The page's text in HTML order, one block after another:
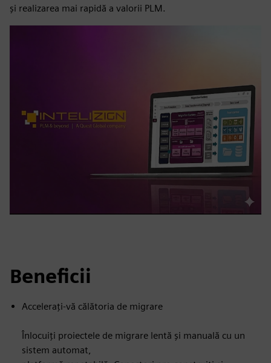
și realizarea mai rapidă a valorii PLM.
Beneficii
Accelerați-vă călătoria de migrare
Înlocuiți proiectele de migrare lentă și manuală cu un
sistem automat,